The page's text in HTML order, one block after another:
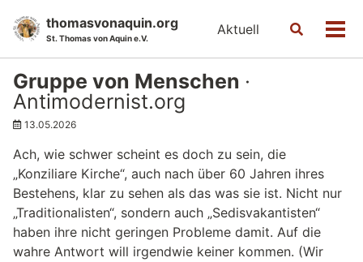
thomasvonaquin.org
St. Thomas von Aquin e.V.
Aktuell
Toggle
Gruppe von Menschen ·
Antimodernist.org
13.05.2026
Ach, wie schwer scheint es doch zu sein, die
„Konziliare Kirche“, auch nach über 60 Jahren ihres
Bestehens, klar zu sehen als das was sie ist. Nicht nur
„Traditionalisten“, sondern auch „Sedisvakantisten“
haben ihre nicht geringen Probleme damit. Auf die
wahre Antwort will irgendwie keiner kommen. (Wir